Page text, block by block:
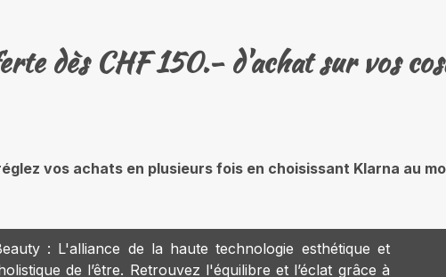
dès CHF 150.- d'achat sur vos
vos achats en plusieurs fois en choisissant Klarna au
: L'alliance de la haute technologie esthétique et
de l’être. Retrouvez l'équilibre et l’éclat grâce à